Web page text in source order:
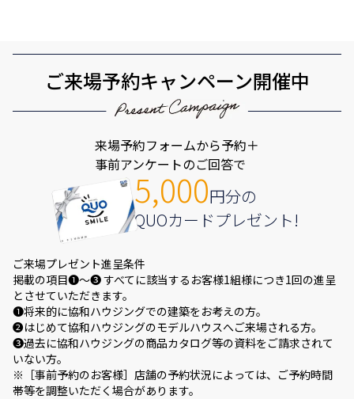
ご来場予約キャンペーン開催中
5,000円分の
QUOカードプレゼント!
来場予約フォームから予約＋
事前アンケートのご回答で
ご来場プレゼント進呈条件
掲載の項目❶～❸ すべてに該当するお客様1組様につき1回の進呈
とさせていただきます。
❶将来的に協和ハウジングでの建築をお考えの方。
❷はじめて協和ハウジングのモデルハウスへご来場される方。
❸過去に協和ハウジングの商品カタログ等の資料をご請求されて
いない方。
※［事前予約のお客様］店舗の予約状況によっては、ご予約時間
帯等を調整いただく場合があります。